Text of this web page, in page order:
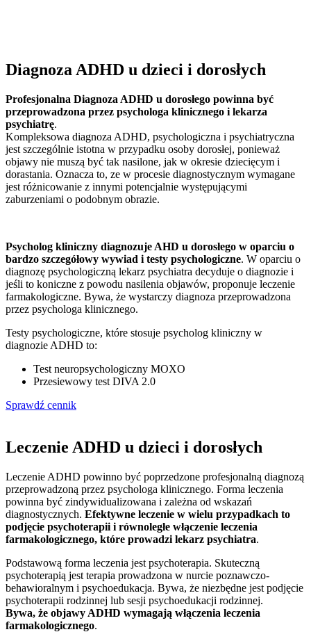
Diagnoza ADHD u dzieci i dorosłych
Profesjonalna Diagnoza ADHD u dorosłego powinna być
przeprowadzona przez psychologa klinicznego i lekarza
psychiatrę.
Kompleksowa diagnoza ADHD, psychologiczna i psychiatryczna
jest szczególnie istotna w przypadku osoby dorosłej, ponieważ
objawy nie muszą być tak nasilone, jak w okresie dziecięcym i
dorastania. Oznacza to, ze w procesie diagnostycznym wymagane
jest różnicowanie z innymi potencjalnie występującymi
zaburzeniami o podobnym obrazie.
Psycholog kliniczny diagnozuje AHD u dorosłego w oparciu o
bardzo szczegółowy wywiad i testy psychologiczne. W oparciu o
diagnozę psychologiczną lekarz psychiatra decyduje o diagnozie i
jeśli to koniczne z powodu nasilenia objawów, proponuje leczenie
farmakologiczne. Bywa, że wystarczy diagnoza przeprowadzona
przez psychologa klinicznego.
Testy psychologiczne, które stosuje psycholog kliniczny w
diagnozie ADHD to:
Test neuropsychologiczny MOXO
Przesiewowy test DIVA 2.0
Sprawdź cennik
Leczenie ADHD u dzieci i dorosłych
Leczenie ADHD powinno być poprzedzone profesjonalną diagnozą
przeprowadzoną przez psychologa klinicznego. Forma leczenia
powinna być zindywidualizowana i zależna od wskazań
diagnostycznych. Efektywne leczenie w wielu przypadkach to
podjęcie psychoterapii i równoległe włączenie leczenia
farmakologicznego, które prowadzi lekarz psychiatra.
Podstawową forma leczenia jest psychoterapia. Skuteczną
psychoterapią jest terapia prowadzona w nurcie poznawczo-
behawioralnym i psychoedukacja. Bywa, że niezbędne jest podjęcie
psychoterapii rodzinnej lub sesji psychoedukacji rodzinnej.
Bywa, że objawy ADHD wymagają włączenia leczenia
farmakologicznego.